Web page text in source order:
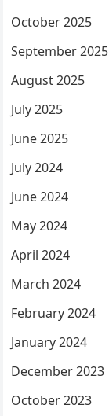
October 2025
September 2025
August 2025
July 2025
June 2025
July 2024
June 2024
May 2024
April 2024
March 2024
February 2024
January 2024
December 2023
October 2023